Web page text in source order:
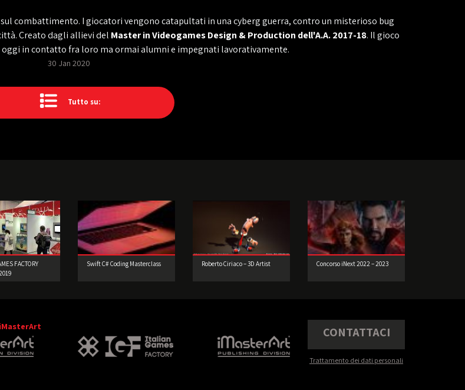
combattimento. I giocatori vengono catapultati in una cyberg guerra, contro un misterioso bug
Creato dagli allievi del Master in Videogames Design & Production dell'A.A. 2017-18. Il gioco
in contatto fra loro ma ormai alumni e impegnati lavorativamente.
30 Jan 2020
Tutto su:
FACTORY
Swift C# Coding Masterclass Roberto Ciriaco – 3D Artist Concorso iNext 2022 – 2023
CONTATTACI
Trattamento dei dati personali